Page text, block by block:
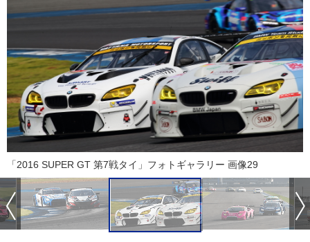
「2016 SUPER GT 第7戦タイ」フォトギャラリー 画像29